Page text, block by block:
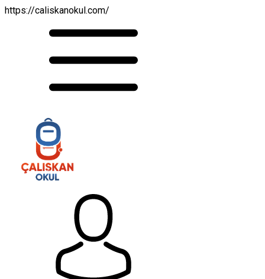
https://caliskanokul.com/